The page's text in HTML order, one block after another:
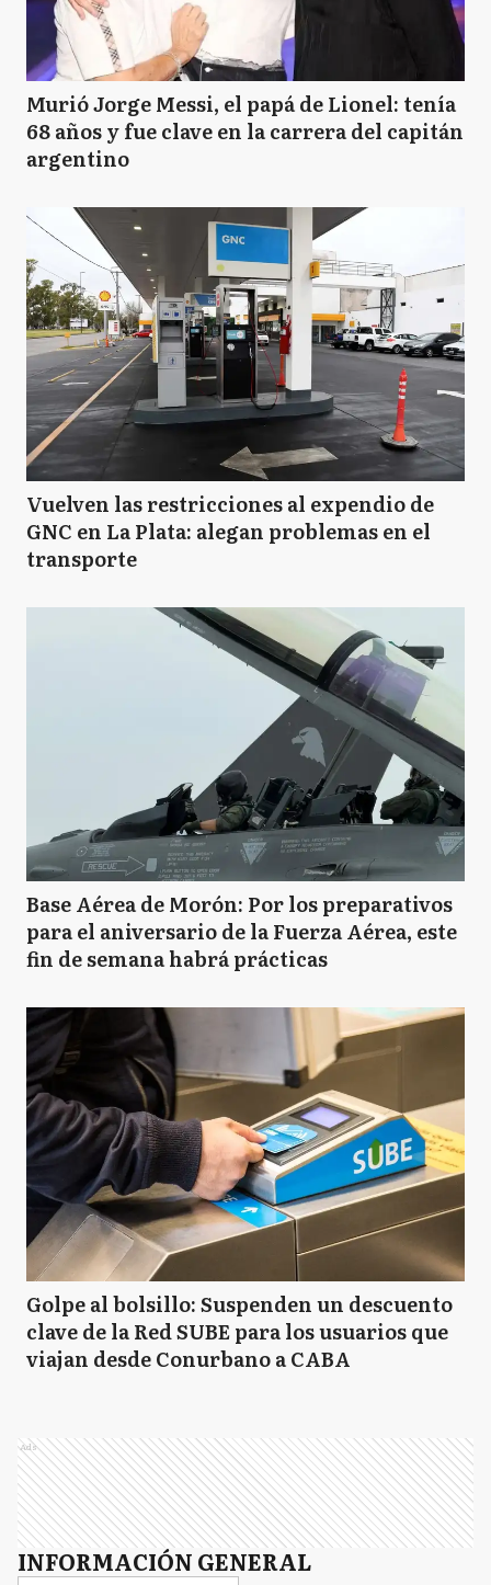
Murió Jorge Messi, el papá de Lionel: tenía
68 años y fue clave en la carrera del capitán
argentino
Vuelven las restricciones al expendio de
GNC en La Plata: alegan problemas en el
transporte
Base Aérea de Morón: Por los preparativos
para el aniversario de la Fuerza Aérea, este
fin de semana habrá prácticas
Golpe al bolsillo: Suspenden un descuento
clave de la Red SUBE para los usuarios que
viajan desde Conurbano a CABA
Ads
INFORMACIÓN GENERAL